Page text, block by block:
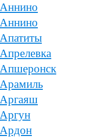
Аннино
Аннино
Апатиты
Апрелевка
Апшеронск
Арамиль
Аргаяш
Аргун
Ардон